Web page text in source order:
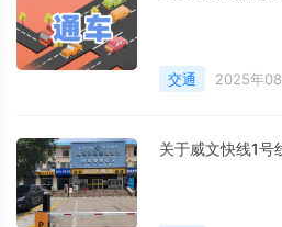
交通 2025年
关于威文快线1号